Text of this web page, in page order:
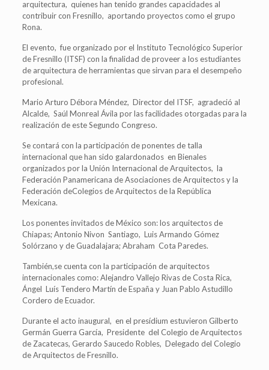
arquitectura, quienes han tenido grandes capacidades al
contribuir con Fresnillo, aportando proyectos como el grupo
Rona.
El evento, fue organizado por el Instituto Tecnológico Superior
de Fresnillo (ITSF) con la finalidad de proveer a los estudiantes
de arquitectura de herramientas que sirvan para el desempeño
profesional.
Mario Arturo Débora Méndez, Director del ITSF, agradeció al
Alcalde, Saúl Monreal Ávila por las facilidades otorgadas para la
realización de este Segundo Congreso.
Se contará con la participación de ponentes de talla
internacional que han sido galardonados en Bienales
organizados por la Unión Internacional de Arquitectos, la
Federación Panamericana de Asociaciones de Arquitectos y la
Federación deColegios de Arquitectos de la República
Mexicana.
Los ponentes invitados de México son: los arquitectos de
Chiapas; Antonio Nivon Santiago, Luis Armando Gómez
Solórzano y de Guadalajara; Abraham Cota Paredes.
También,se cuenta con la participación de arquitectos
internacionales como: Alejandro Vallejo Rivas de Costa Rica,
Ángel Luís Tendero Martín de España y Juan Pablo Astudillo
Cordero de Ecuador.
Durante el acto inaugural, en el presídium estuvieron Gilberto
Germán Guerra García, Presidente del Colegio de Arquitectos
de Zacatecas, Gerardo Saucedo Robles, Delegado del Colegio
de Arquitectos de Fresnillo.